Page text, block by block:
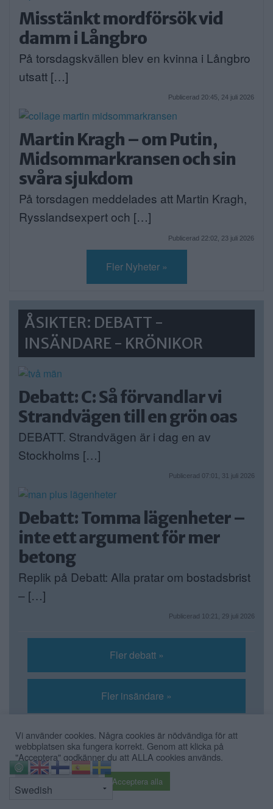
Misstänkt mordförsök vid
damm i Långbro
På torsdagskvällen blev en kvinna i Långbro
utsatt […]
Publicerad 20:45, 24 juli 2026
Martin Kragh – om Putin,
Midsommarkransen och sin
svåra sjukdom
På torsdagen meddelades att Martin Kragh,
Rysslandsexpert och […]
Publicerad 22:02, 23 juli 2026
Fler Nyheter »
ÅSIKTER: DEBATT -
INSÄNDARE - KRÖNIKOR
Debatt: C: Så förvandlar vi
Strandvägen till en grön oas
DEBATT. Strandvägen är i dag en av
Stockholms […]
Publicerad 07:01, 31 juli 2026
Debatt: Tomma lägenheter –
inte ett argument för mer
betong
Replik på Debatt: Alla pratar om bostadsbrist
– […]
Publicerad 10:21, 29 juli 2026
Fler debatt »
Fler insändare »
Fler krönikor »
SPORT
Vi använder cookies. Några cookies är nödvändiga för att
webbplatsen ska fungera korrekt. Genom att klicka på
"Acceptera" godkänner du att ALLA cookies används.
Acceptera alla